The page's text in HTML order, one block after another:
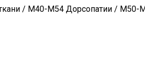
/ M40-M54 Дорсопатии / M50-